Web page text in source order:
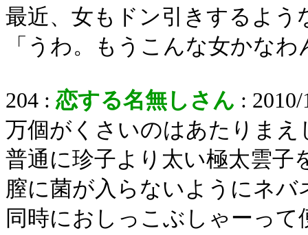
最近、女もドン引きするよ
「うわ。もうこんな女かな
204 : 恋する名無しさん :
万個がくさいのはあたりま
普通に珍子より太い極太雲子
膣に菌が入らないようにネ
同時におしっこぶしゃーっ